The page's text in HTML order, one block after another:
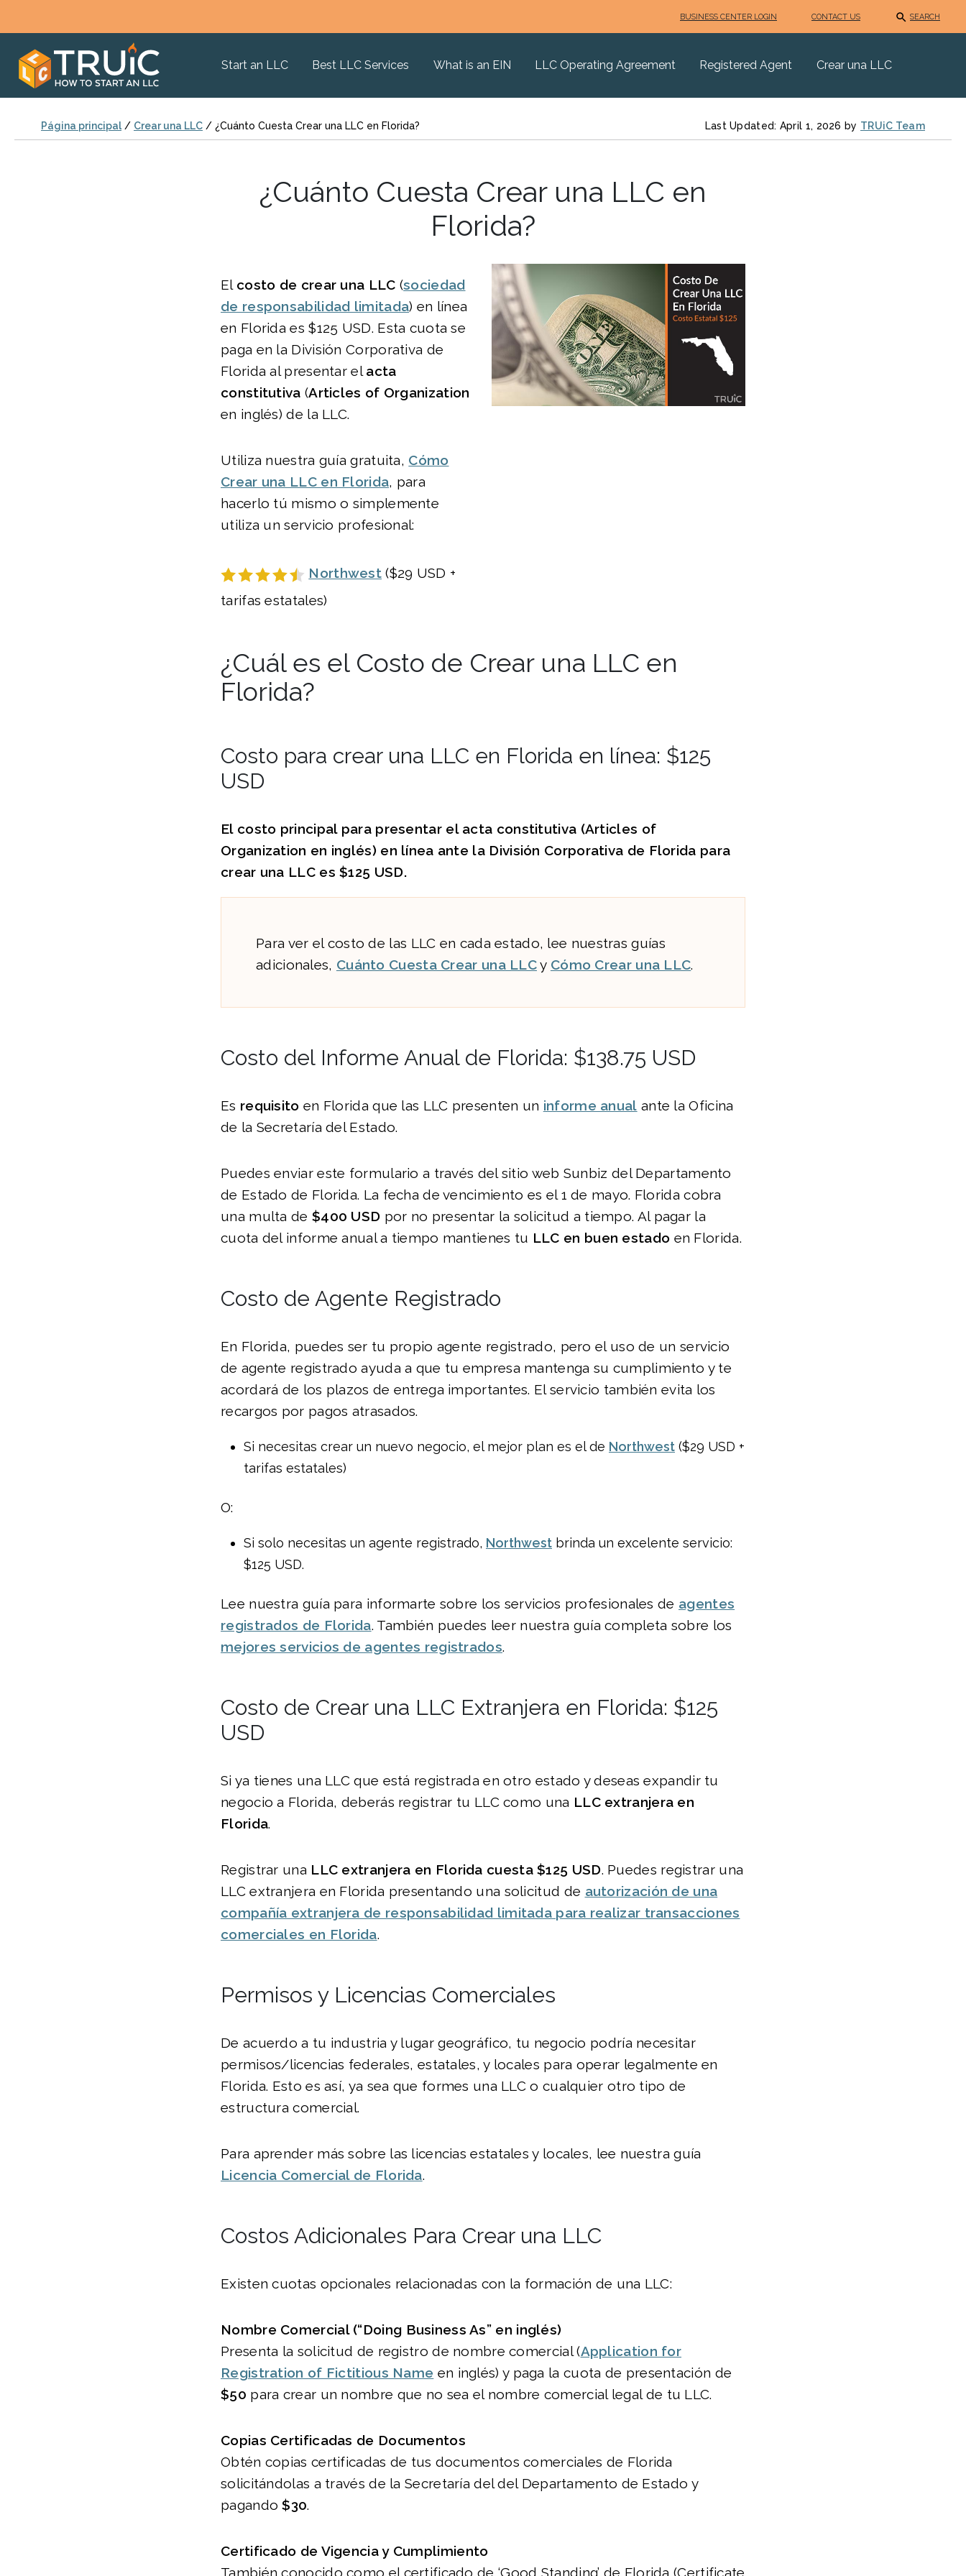
BUSINESS CENTER LOGIN CONTACT US SEARCH
Start an LLC Best LLC Services What is an EIN LLC Operating Agreement Registered Agent Crear una LLC
Página principal / Crear una LLC / ¿Cuánto Cuesta Crear una LLC en Florida? Last Updated: April 1, 2026 by TRUiC Team
¿Cuánto Cuesta Crear una LLC en
Florida?
El costo de crear una LLC (sociedad
de responsabilidad limitada) en línea
en Florida es $125 USD. Esta cuota se
paga en la División Corporativa de
Florida al presentar elacta
constitutiva (Articles of Organization
en inglés) de la LLC.
Utiliza nuestra guía gratuita, Cómo
Crear una LLC en Florida, para
hacerlo tú mismo o simplemente
utiliza un servicio profesional:
Northwest ($29 USD +
tarifas estatales)
¿Cuál es el Costo de Crear una LLC en
Florida?
Costo para crear una LLC en Florida en línea: $125
USD
El costo principal para presentar el acta constitutiva (Articles of
Organization en inglés) en línea ante la División Corporativa de Florida para
crear una LLC es $125 USD.
Para ver el costo de las LLC en cada estado, lee nuestras guías
adicionales, Cuánto Cuesta Crear una LLCy Cómo Crear una LLC.
Costo del Informe Anual de Florida: $138.75 USD
Es requisito en Florida que las LLC presenten un informe anual ante la Oficina
de la Secretaría del Estado.
Puedes enviar este formulario a través del sitio web Sunbiz del Departamento
de Estado de Florida. La fecha de vencimiento es el 1 de mayo. Florida cobra
una multa de $400 USD por no presentar la solicitud a tiempo. Al pagar la
cuota del informe anual a tiempo mantienes tu LLC en buen estado en Florida.
Costo de Agente Registrado
En Florida, puedes ser tu propio agente registrado, pero el uso de un servicio
de agente registrado ayuda a que tu empresa mantenga su cumplimiento y te
acordará de los plazos de entrega importantes. El servicio también evita los
recargos por pagos atrasados.
Si necesitas crear un nuevo negocio, el mejor plan es el de Northwest ($29 USD +
tarifas estatales)
O:
Si solo necesitas un agente registrado, Northwest brinda un excelente servicio:
$125 USD.
Lee nuestra guía para informarte sobre los servicios profesionales de agentes
registrados de Florida. También puedes leer nuestra guía completa sobre los
mejores servicios de agentes registrados.
Costo de Crear una LLC Extranjera en Florida: $125
USD
Si ya tienes una LLC que está registrada en otro estado y deseas expandir tu
negocio a Florida, deberás registrar tu LLC como una LLC extranjera en
Florida.
Registrar una LLC extranjera en Florida cuesta$125 USD. Puedes registrar una
LLC extranjera en Florida presentando una solicitud de autorización de una
compañía extranjera de responsabilidad limitada para realizar transacciones
comerciales en Florida.
Permisos y Licencias Comerciales
De acuerdo a tu industria y lugar geográfico, tu negocio podría necesitar
permisos/licencias federales, estatales, y locales para operar legalmente en
Florida. Esto es así, ya sea que formes una LLC o cualquier otro tipo de
estructura comercial.
Para aprender más sobre las licencias estatales y locales, lee nuestra guía
Licencia Comercial de Florida.
Costos Adicionales Para Crear una LLC
Existen cuotas opcionales relacionadas con la formación de una LLC:
Nombre Comercial (“Doing Business As” en inglés)
Presenta la solicitud de registro de nombre comercial (Application for
Registration of Fictitious Name en inglés) y paga la cuota de presentación de
$50 para crear un nombre que no sea el nombre comercial legal de tu LLC.
Copias Certificadas de Documentos
Obtén copias certificadas de tus documentos comerciales de Florida
solicitándolas a través de la Secretaría del del Departamento de Estado y
pagando$30.
Certificado de Vigencia y Cumplimiento
También conocido como el certificado de ‘Good Standing’ de Florida (Certificate